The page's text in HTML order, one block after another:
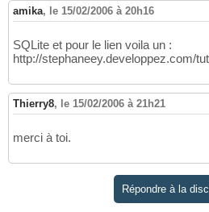
amika, le 15/02/2006 à 20h16
SQLite et pour le lien voila un :
http://stephaneey.developpez.com/
Thierry8, le 15/02/2006 à 21h21
merci à toi.
Répondre à la